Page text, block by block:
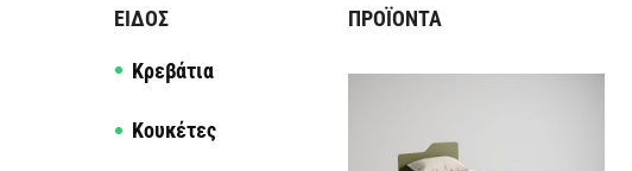
ΕΊΔΟΣ
Κρεβάτια
Κουκέτες
ΠΡΟΪΌΝΤΑ